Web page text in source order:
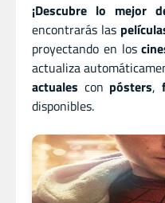
¡Descubre lo mejor
encontrarás las
proyectando en los
actualiza
actuales con pósters,
disponibles.